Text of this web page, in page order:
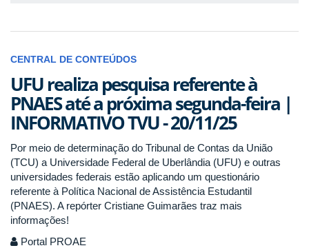
CENTRAL DE CONTEÚDOS
UFU realiza pesquisa referente à
PNAES até a próxima segunda-feira |
INFORMATIVO TVU - 20/11/25
Por meio de determinação do Tribunal de Contas da União
(TCU) a Universidade Federal de Uberlândia (UFU) e outras
universidades federais estão aplicando um questionário
referente à Política Nacional de Assistência Estudantil
(PNAES). A repórter Cristiane Guimarães traz mais
informações!
Portal PROAE